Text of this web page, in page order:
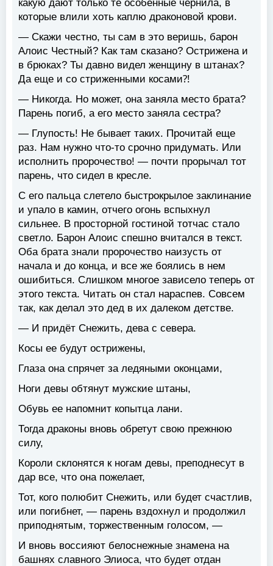
какую дают только те особенные чернила, в
которые влили хоть каплю драконовой крови.
— Скажи честно, ты сам в это веришь, барон
Алоис Честный? Как там сказано? Острижена и
в брюках? Ты давно видел женщину в штанах?
Да еще и со стриженными косами⁈
— Никогда. Но может, она заняла место брата?
Парень погиб, а его место заняла сестра?
— Глупость! Не бывает таких. Прочитай еще
раз. Нам нужно что-то срочно придумать. Или
исполнить пророчество! — почти прорычал тот
парень, что сидел в кресле.
С его пальца слетело быстрокрылое заклинание
и упало в камин, отчего огонь вспыхнул
сильнее. В просторной гостиной тотчас стало
светло. Барон Алоис спешно вчитался в текст.
Оба брата знали пророчество наизусть от
начала и до конца, и все же боялись в нем
ошибиться. Слишком многое зависело теперь от
этого текста. Читать он стал нараспев. Совсем
так, как делал это дед в их далеком детстве.
— И придёт Снежить, дева с севера.
Косы ее будут острижены,
Глаза она спрячет за ледяными оконцами,
Ноги девы обтянут мужские штаны,
Обувь ее напомнит копытца лани.
Тогда драконы вновь обретут свою прежнюю
силу,
Короли склонятся к ногам девы, преподнесут в
дар все, что она пожелает,
Тот, кого полюбит Снежить, или будет счастлив,
или погибнет, — парень вздохнул и продолжил
приподнятым, торжественным голосом, —
И вновь воссияют белоснежные знамена на
башнях славного Элиоса, что будет отдан